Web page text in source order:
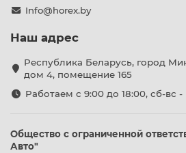
Info@horex.by
Наш адрес
Республика Беларусь, город
дом 4, помещение 165
Работаем с 9:00 до 18:00, сб-вс
Общество с ограниченной
Авто"